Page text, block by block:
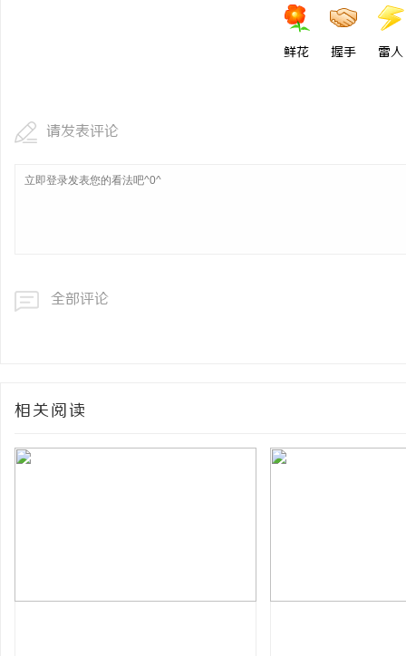
鲜花 握手 雷人
请发表评论
全部评论
相关阅读